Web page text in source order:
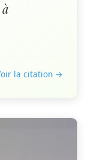
la citation →